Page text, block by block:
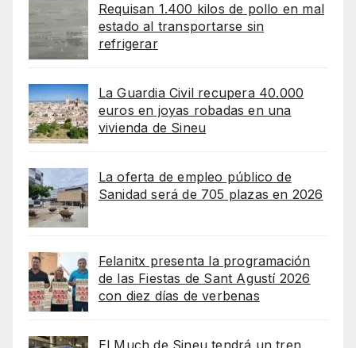
Requisan 1.400 kilos de pollo en mal
estado al transportarse sin
refrigerar
La Guardia Civil recupera 40.000
euros en joyas robadas en una
vivienda de Sineu
La oferta de empleo público de
Sanidad será de 705 plazas en 2026
Felanitx presenta la programación
de las Fiestas de Sant Agustí 2026
con diez días de verbenas